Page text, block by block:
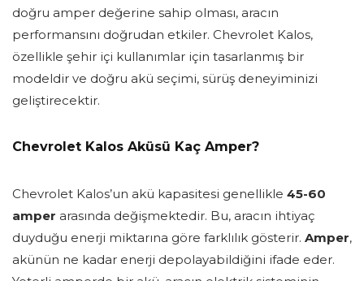
doğru amper değerine sahip olması, aracın
performansını doğrudan etkiler. Chevrolet Kalos,
özellikle şehir içi kullanımlar için tasarlanmış bir
modeldir ve doğru akü seçimi, sürüş deneyiminizi
geliştirecektir.
Chevrolet Kalos Aküsü Kaç Amper?
Chevrolet Kalos’un akü kapasitesi genellikle 45-60
amper arasında değişmektedir. Bu, aracın ihtiyaç
duyduğu enerji miktarına göre farklılık gösterir. Amper,
akünün ne kadar enerji depolayabildiğini ifade eder.